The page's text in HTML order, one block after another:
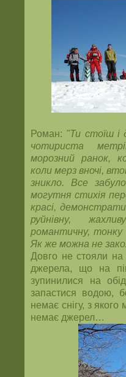
Роман: "Ти стоїш і
чотириста
морозний ранок,
коли мерз вночі,
зникло. Все
могутня стихія
красі,
руйнівну,
романтичну, тонку
Як же можна не
Довго не стояли на
джерела, що на
зупинилися на
запастися водою,
немає снігу, з якого
немає джерел…